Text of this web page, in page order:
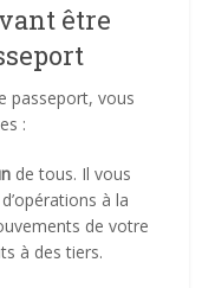
être
passeport, vous
:
de tous. Il vous
d’opérations à la
de votre
à des tiers.